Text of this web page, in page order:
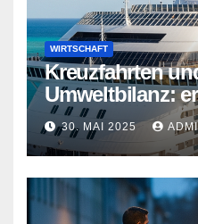
WIRTSCHAFT
Kreuzfahrten
Umweltbilanz:
Wege
30. MAI 2025